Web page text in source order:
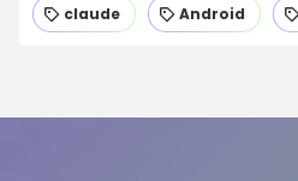
claude Android